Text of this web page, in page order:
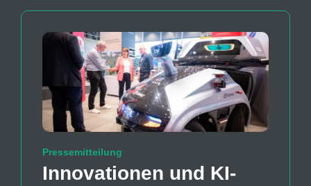
Pressemitteilung
Innovationen und KI-